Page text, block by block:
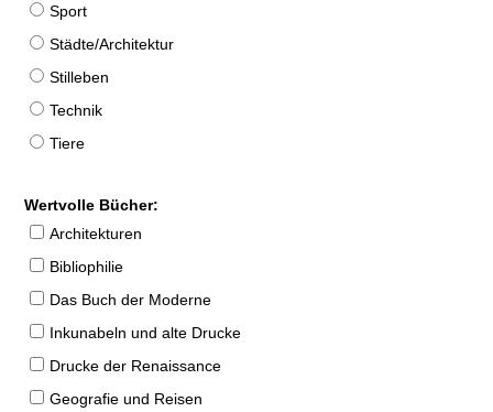
Sport
Städte/Architektur
Stilleben
Technik
Tiere
Wertvolle Bücher:
Architekturen
Bibliophilie
Das Buch der Moderne
Inkunabeln und alte Drucke
Drucke der Renaissance
Geografie und Reisen